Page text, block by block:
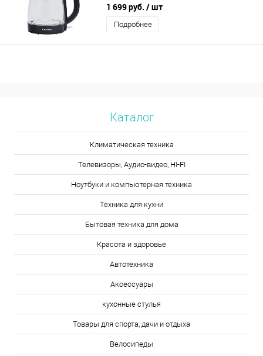
1 699 руб. / шт
Подробнее
Каталог
Климатическая техника
Телевизоры, Аудио-видео, HI-FI
Ноутбуки и компьютерная техника
Техника для кухни
Бытовая техника для дома
Красота и здоровье
Автотехника
Аксессуары
кухонные стулья
Товары для спорта, дачи и отдыха
Велосипеды